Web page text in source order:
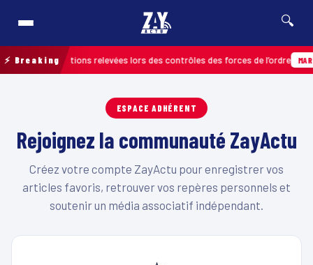
🔍
⚡ Breaking
de 120 infractions relevées lors des contrôles des forces de l’ordre
ESPACE ADHÉRENT
Rejoignez la communauté ZayActu
Créez votre compte ZayActu pour enregistrer vos
articles favoris, retrouver vos repères personnels et
soutenir un média associatif indépendant.